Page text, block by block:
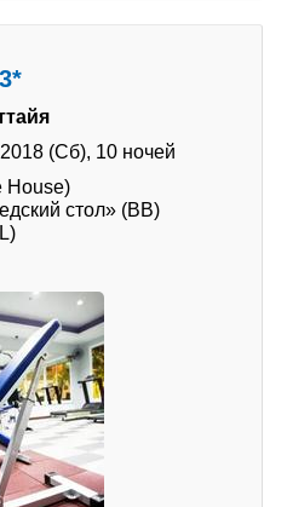
(Сб), 10 ночей
House)
стол» (BB)